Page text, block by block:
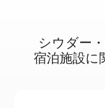
シウダー
宿⁠泊⁠施⁠設⁠に